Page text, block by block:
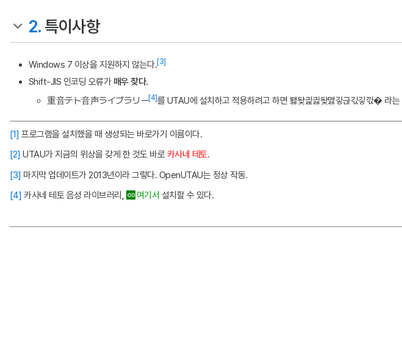
2. 특이사항
Windows 7 이상을 지원하지 않는다.[3]
Shift-JIS 인코딩 오류가 매우 잦다.
重音テト音声ライブラリー[4]를 UTAU에 설치하고 적용하려고 하면 뢣돶긡긣돶맳깋귽긳깋깏� 라는
[1] 프로그램을 설치했을 때 생성되는 바로가기 이름이다.
[2] UTAU가 지금의 위상을 갖게 한 것도 바로 카사네 테토.
[3] 마지막 업데이트가 2013년이라 그렇다. OpenUTAU는 정상 작동.
[4] 카사네 테토 음성 라이브러리, 여기서 설치할 수 있다.